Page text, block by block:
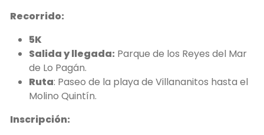
Recorrido:
5K
Salida y llegada: Parque de los Reyes del Mar
de Lo Pagán.
Ruta: Paseo de la playa de Villananitos hasta el
Molino Quintín.
Inscripción: